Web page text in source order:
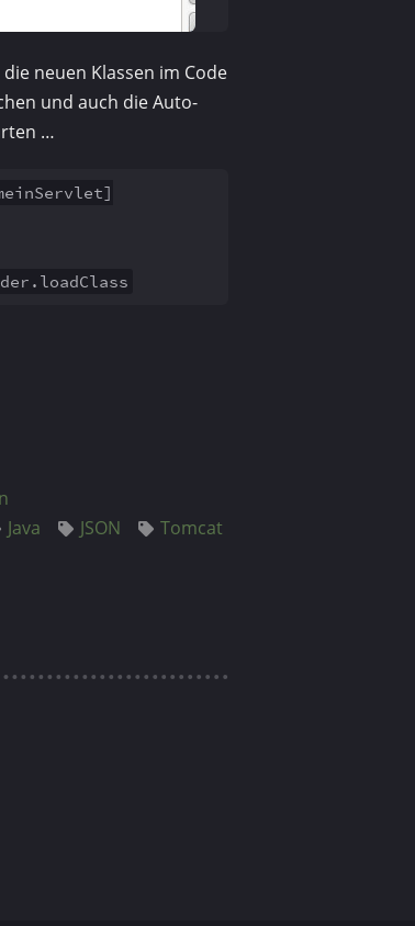
neuen Klassen im Code
und auch die Auto-
…
Java JSON Tomcat